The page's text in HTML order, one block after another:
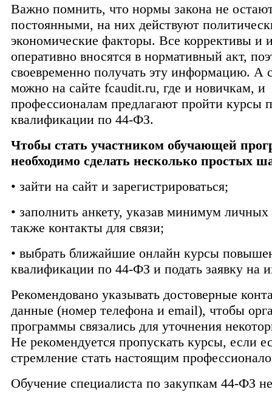
Важно помнить, что нормы закона не
постоянными, на них действуют
экономические факторы. Все коррективы и
оперативно вносятся в нормативный акт,
своевременно получать эту информацию. А
можно на сайте fcaudit.ru, где и новичкам, и
профессионалам предлагают пройти курсы
квалификации по 44-ФЗ.
Чтобы стать участником обучающей
необходимо сделать несколько простых
• зайти на сайт и зарегистрироваться;
• заполнить анкету, указав минимум
также контакты для связи;
• выбрать ближайшие онлайн курсы
квалификации по 44-ФЗ и подать заявку на
Рекомендовано указывать достоверные
данные (номер телефона и email), чтобы
программы связались для уточнения
Не рекомендуется пропускать курсы, если
стремление стать настоящим
Обучение специалиста по закупкам 44-ФЗ